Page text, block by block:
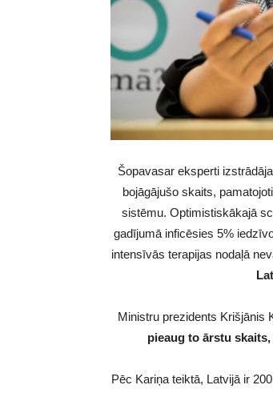
Šopavasar eksperti
bojāgājušo skaits,
sistēmu. Optimistiskākajā
gadījumā inficēsies 5%
intensīvās terapijas nodaļā
Ministru prezidents Krišjānis
pieaug to ārstu
Pēc Kariņa teiktā, Latvijā ir